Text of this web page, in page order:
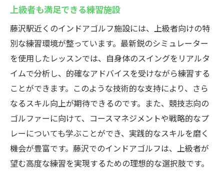
上級者も満足できる練習施設
藤沢駅近くのインドアゴルフ施設には、上級者向けの特
別な練習環境が整っています。最新鋭のシミュレーター
を使用したレッスンでは、自身体のスイングをリアルタ
イムで分析し、的確なアドバイスを受けながら練習する
ことができます。このような技術的な支持により、さら
なるスキル向上が期待できるのです。また、競技志向の
ゴルファーに向けて、コースマネジメントや戦略的なプ
レーについても学ぶことができ、実践的なスキルを磨く
機会が豊富です。藤沢でのインドアゴルフは、上級者が
望む高度な練習を実現するための理想的な選択肢です。